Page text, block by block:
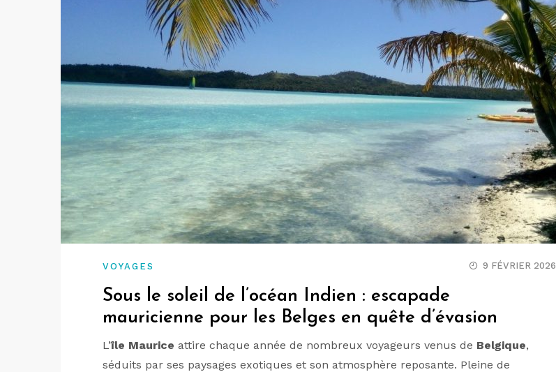
VOYAGES 9 FÉVRIER 2026
Sous le soleil de l’océan Indien : escapade
mauricienne pour les Belges en quête d’évasion
L’île Maurice attire chaque année de nombreux voyageurs venus de Belgique,
séduits par ses paysages exotiques et son atmosphère reposante. Pleine de